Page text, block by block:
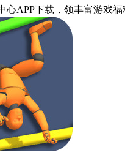
心APP下载 ，领丰富游戏福